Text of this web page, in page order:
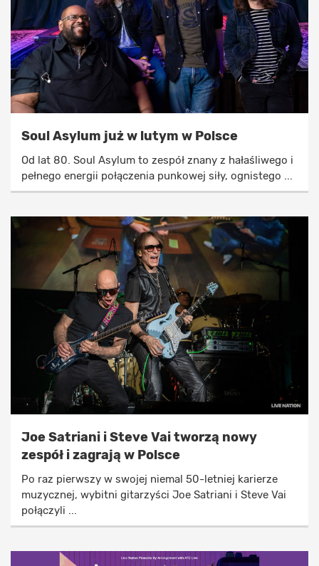
Soul Asylum już w lutym w Polsce
Od lat 80. Soul Asylum to zespół znany z hałaśliwego i
pełnego energii połączenia punkowej siły, ognistego ...
Joe Satriani i Steve Vai tworzą nowy
zespół i zagrają w Polsce
Po raz pierwszy w swojej niemal 50-letniej karierze
muzycznej, wybitni gitarzyści Joe Satriani i Steve Vai
połączyli ...